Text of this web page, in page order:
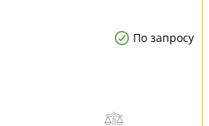
По запросу